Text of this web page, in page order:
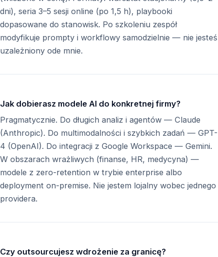
dni), seria 3–5 sesji online (po 1,5 h), playbooki
dopasowane do stanowisk. Po szkoleniu zespół
modyfikuje prompty i workflowy samodzielnie — nie jesteś
uzależniony ode mnie.
Jak dobierasz modele AI do konkretnej firmy?
Pragmatycznie. Do długich analiz i agentów — Claude
(Anthropic). Do multimodalności i szybkich zadań — GPT-
4 (OpenAI). Do integracji z Google Workspace — Gemini.
W obszarach wrażliwych (finanse, HR, medycyna) —
modele z zero-retention w trybie enterprise albo
deployment on-premise. Nie jestem lojalny wobec jednego
providera.
Czy outsourcujesz wdrożenie za granicę?